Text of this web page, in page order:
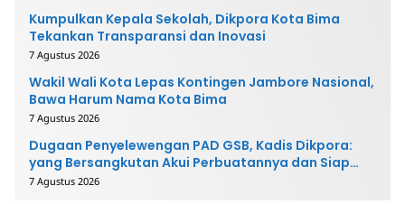
Kumpulkan Kepala Sekolah, Dikpora Kota Bima
Tekankan Transparansi dan Inovasi
7 Agustus 2026
Wakil Wali Kota Lepas Kontingen Jambore Nasional,
Bawa Harum Nama Kota Bima
7 Agustus 2026
Dugaan Penyelewengan PAD GSB, Kadis Dikpora:
yang Bersangkutan Akui Perbuatannya dan Siap
Mengembalikan Uang
7 Agustus 2026